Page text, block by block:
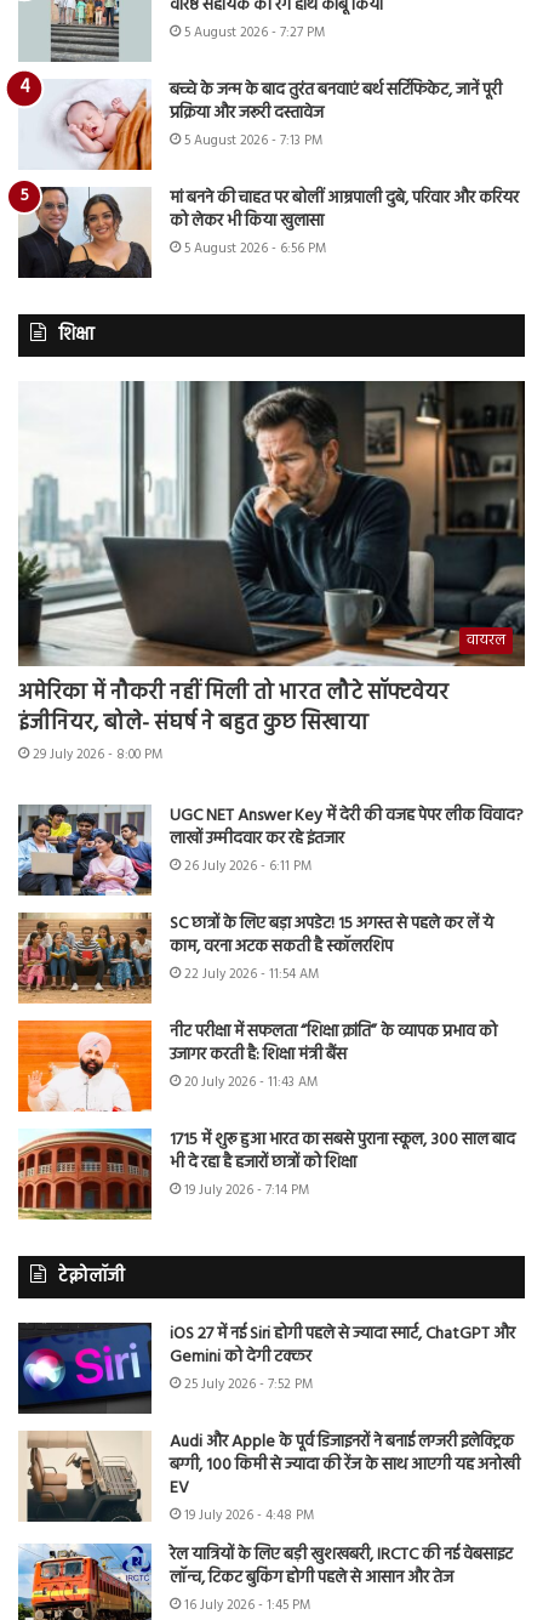
5 August 2026 - 7:27 PM
बच्चे के जन्म के बाद तुरंत बनवाएं बर्थ सर्टिफिकेट, जानें पूरी
प्रक्रिया और जरूरी दस्तावेज
5 August 2026 - 7:13 PM
मां बनने की चाहत पर बोलीं आम्रपाली दुबे, परिवार और करियर
को लेकर भी किया खुलासा
5 August 2026 - 6:56 PM
शिक्षा
वायरल
अमेरिका में नौकरी नहीं मिली तो भारत लौटे सॉफ्टवेयर
इंजीनियर, बोले- संघर्ष ने बहुत कुछ सिखाया
29 July 2026 - 8:00 PM
UGC NET Answer Key में देरी की वजह पेपर लीक विवाद?
लाखों उम्मीदवार कर रहे इंतजार
26 July 2026 - 6:11 PM
SC छात्रों के लिए बड़ा अपडेट! 15 अगस्त से पहले कर लें ये
काम, वरना अटक सकती है स्कॉलरशिप
22 July 2026 - 11:54 AM
नीट परीक्षा में सफलता “शिक्षा क्रांति” के व्यापक प्रभाव को
उजागर करती है: शिक्षा मंत्री बैंस
20 July 2026 - 11:43 AM
1715 में शुरू हुआ भारत का सबसे पुराना स्कूल, 300 साल बाद
भी दे रहा है हजारों छात्रों को शिक्षा
19 July 2026 - 7:14 PM
टेक्नोलॉजी
iOS 27 में नई Siri होगी पहले से ज्यादा स्मार्ट, ChatGPT और
Gemini को देगी टक्कर
25 July 2026 - 7:52 PM
Audi और Apple के पूर्व डिजाइनरों ने बनाई लग्जरी इलेक्ट्रिक
बग्गी, 100 किमी से ज्यादा की रेंज के साथ आएगी यह अनोखी
EV
19 July 2026 - 4:48 PM
रेल यात्रियों के लिए बड़ी खुशखबरी, IRCTC की नई वेबसाइट
लॉन्च, टिकट बुकिंग होगी पहले से आसान और तेज
16 July 2026 - 1:45 PM